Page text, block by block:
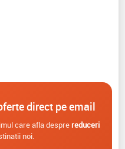
direct pe email
care afla despre reduceri
noi.